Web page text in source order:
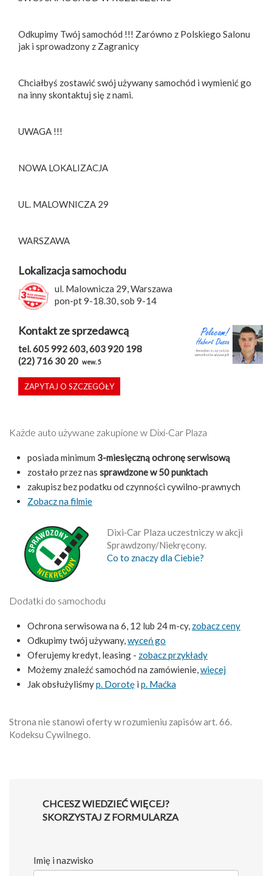
Odkupimy Twój samochód !!! Zarówno z Polskiego Salonu
jak i sprowadzony z Zagranicy
Chciałbyś zostawić swój używany samochód i wymienić go
na inny skontaktuj się z nami.
UWAGA !!!
NOWA LOKALIZACJA
UL. MALOWNICZA 29
WARSZAWA
Lokalizacja samochodu
ul. Malownicza 29, Warszawa
pon-pt 9-18.30, sob 9-14
Kontakt ze sprzedawcą
tel. 605 992 603, 603 920 198
(22) 716 30 20 wew. 5
ZAPYTAJ O SZCZEGÓŁY
Każde auto używane zakupione w Dixi-Car Plaza
posiada minimum 3-miesięczną ochronę serwisową
zostało przez nas sprawdzone w 50 punktach
zakupisz bez podatku od czynności cywilno-prawnych
Zobacz na filmie
Dixi‑Car Plaza uczestniczy w akcji
Sprawdzony/Niekręcony.
Co to znaczy dla Ciebie?
Dodatki do samochodu
Ochrona serwisowa na 6, 12 lub 24 m-cy, zobacz ceny
Odkupimy twój używany,wyceń go
Oferujemy kredyt, leasing - zobacz przykłady
Możemy znaleźć samochód na zamówienie,więcej
Jak obsłużyliśmyp. Dorotę i p. Maćka
Strona nie stanowi oferty w rozumieniu zapisów art. 66.
Kodeksu Cywilnego.
CHCESZ WIEDZIEĆ WIĘCEJ?
SKORZYSTAJ Z FORMULARZA
Imię i nazwisko